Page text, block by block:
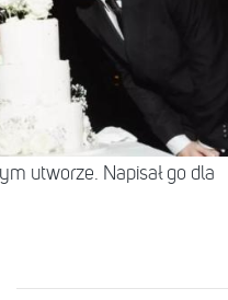
utworze. Napisał go dla